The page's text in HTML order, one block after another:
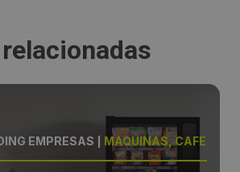
05-08
EMPRESAS MÁQUINAS, CAFÉ